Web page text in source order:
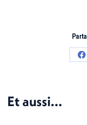
Et aussi...